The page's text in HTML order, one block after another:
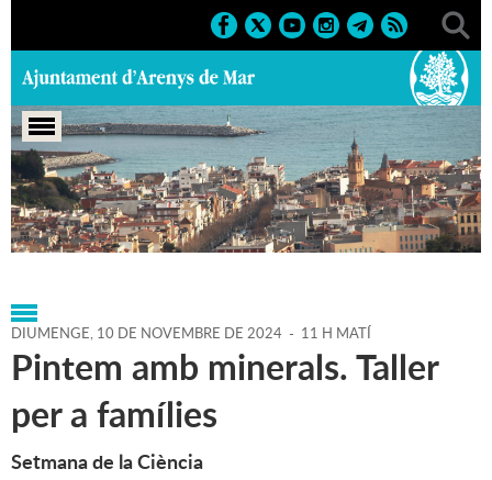
Portada > Agenda > 10-11-
2024 > Marcs > Culturals > 2024 > Cursos i tallers
DIUMENGE, 10 DE NOVEMBRE DE 2024 - 11 H MATÍ
Pintem amb minerals. Taller
per a famílies
Setmana de la Ciència